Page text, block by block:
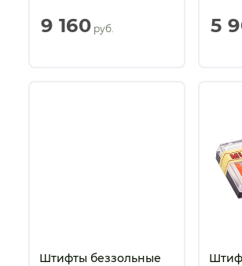
9 160 руб. 5
Штифты беззольные